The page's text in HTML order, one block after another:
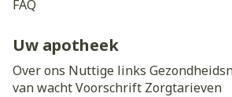
FAQ
Uw apotheek
Over ons Nuttige links
van wachtVoorschrift Zorgtarieven